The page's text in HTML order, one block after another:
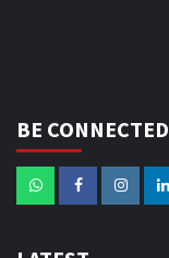
BE CONNECTED